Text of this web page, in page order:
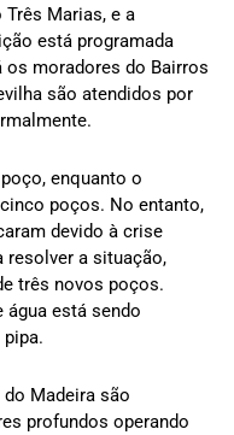
Marias, e a
está programada
os moradores do Bairros
são atendidos por
enquanto o
poços. No entanto,
devido à crise
resolver a situação,
três novos poços.
está sendo
Madeira são
profundos operando